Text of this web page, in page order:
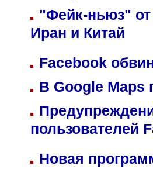
"Фейк-ньюз" от
Иран и Китай
Facebook
В Google Maps
пользователей
Новая